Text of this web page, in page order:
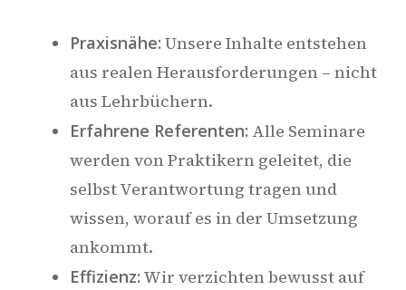
Praxisnähe: Unsere Inhalte entstehen
aus realen Herausforderungen – nicht
aus Lehrbüchern.
Erfahrene Referenten: Alle Seminare
werden von Praktikern geleitet, die
selbst Verantwortung tragen und
wissen, worauf es in der Umsetzung
ankommt.
Effizienz: Wir verzichten bewusst auf